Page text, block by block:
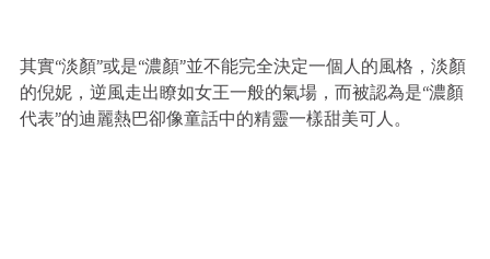
其實“淡顏”或是“濃顏”並不能完全決定一個人的風格，淡顏
的倪妮，逆風走出瞭如女王一般的氣場，而被認為是“濃顏
代表”的迪麗熱巴卻像童話中的精靈一樣甜美可人。